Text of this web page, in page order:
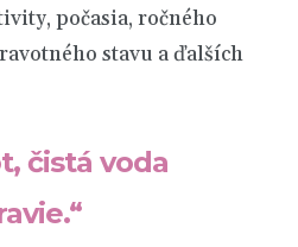
počasia, ročného
stavu a ďalších
čistá voda